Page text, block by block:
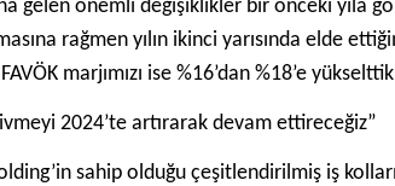
gelen önemli değişiklikler bir önceki yıla
rağmen yılın ikinci yarısında elde
marjımızı ise %16’dan %18’e
ivmeyi 2024’te artırarak devam ettireceğiz”
sahip olduğu çeşitlendirilmiş iş